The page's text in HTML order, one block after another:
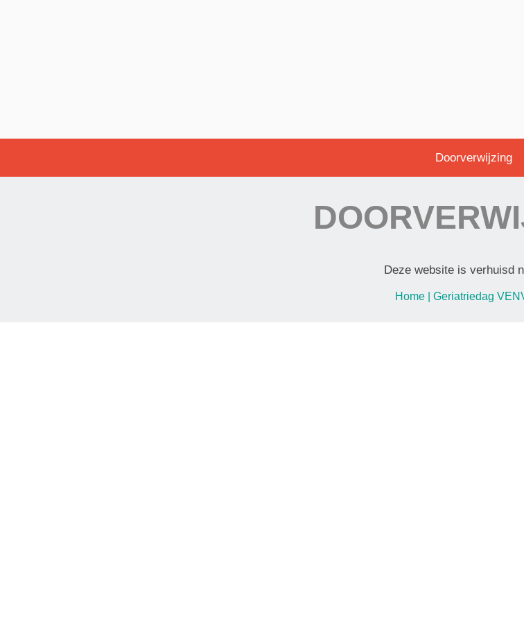
Doorverwijzing
Deze website is verhuisd
Home | Geriatriedag